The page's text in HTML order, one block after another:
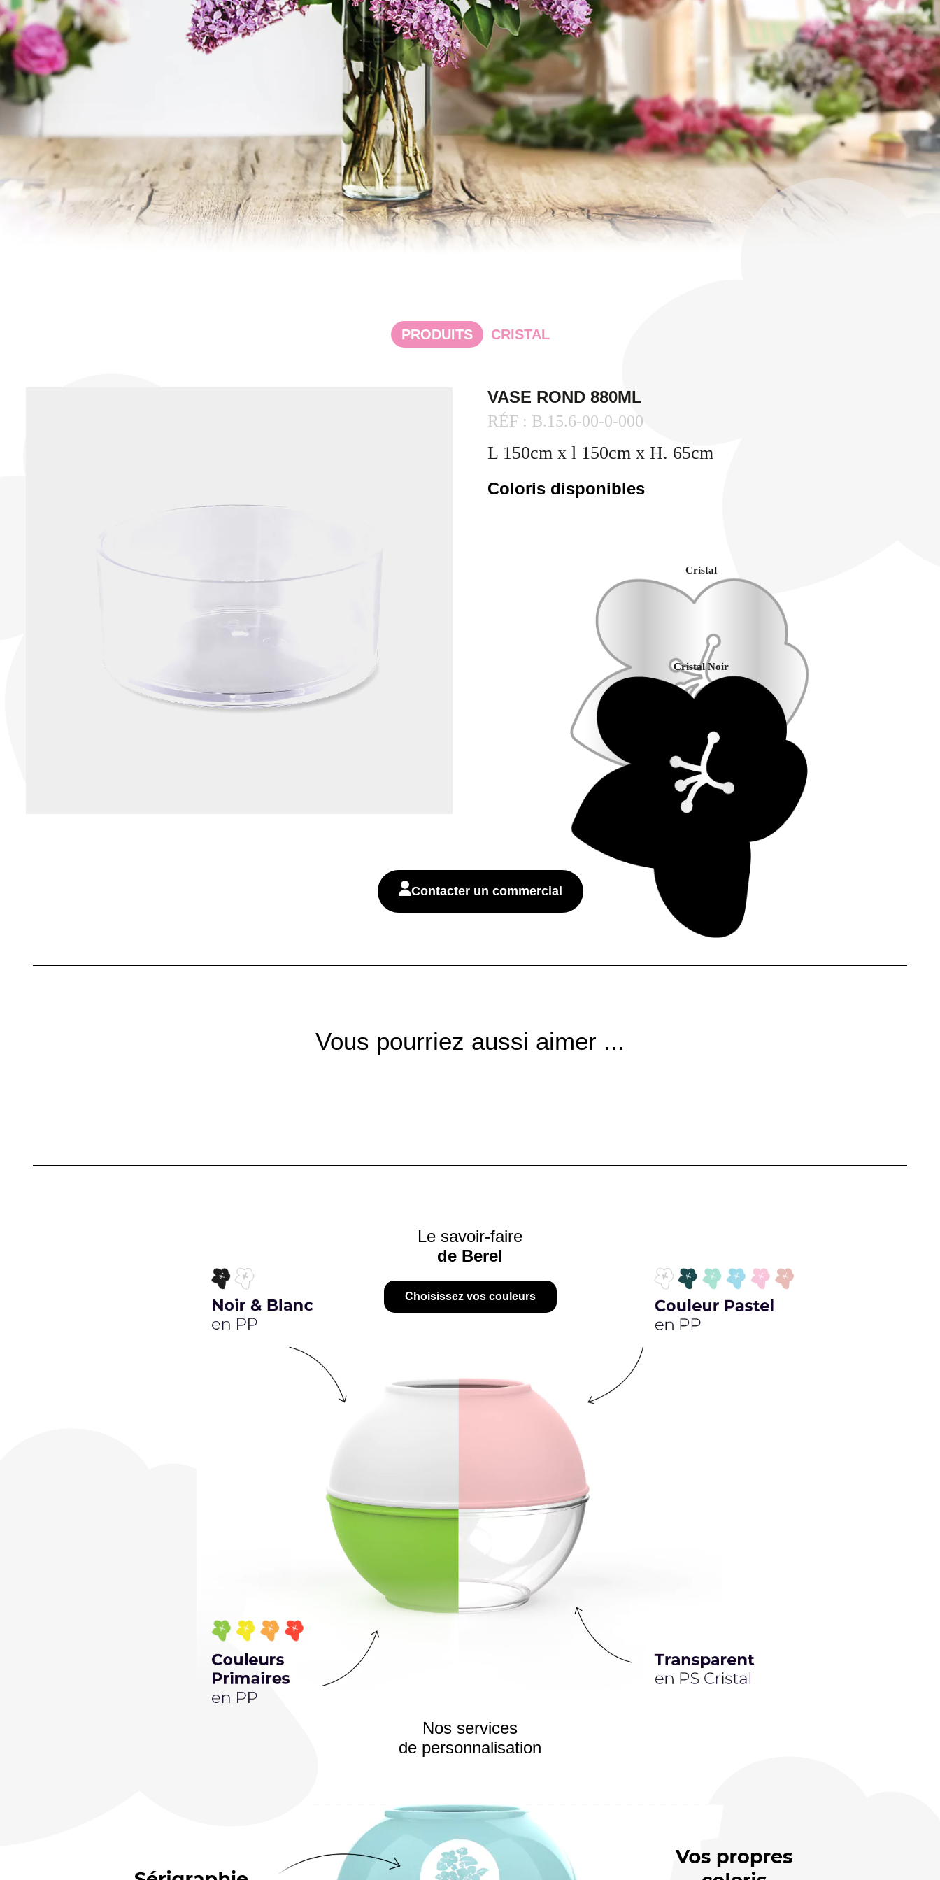
PRODUITS CRISTAL
VASE ROND 880ML
RÉF : B.15.6-00-0-000
L 150cm x l 150cm x H. 65cm
Coloris disponibles
Cristal
Cristal Noir
Contacter un commercial
Vous pourriez aussi aimer ...
Le savoir-faire
de Berel
Choisissez vos couleurs
Nos services
de personnalisation